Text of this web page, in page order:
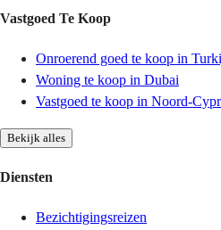
Vastgoed Te Koop
Onroerend goed te koop in
Woning te koop in Dubai
Vastgoed te koop in Noord-
Bekijk alles
Diensten
Bezichtigingsreizen